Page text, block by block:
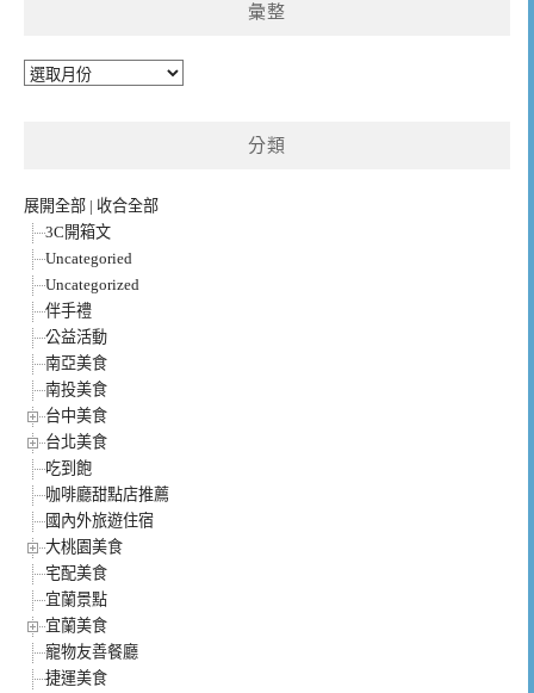
彙整
彙
分類
展開全部 | 收合全部
3C開箱文
Uncategoried
Uncategorized
伴手禮
公益活動
南亞美食
南投美食
台中美食
台北美食
吃到飽
咖啡廳甜點店推薦
國內外旅遊住宿
大桃園美食
宅配美食
宜蘭景點
宜蘭美食
寵物友善餐廳
捷運美食